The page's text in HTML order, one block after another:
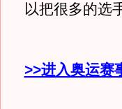
以把很多的选
>>进入奥运赛